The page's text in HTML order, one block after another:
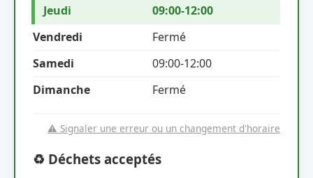
Jeudi
09:00-12:00
Vendredi
Fermé
Samedi
09:00-12:00
Dimanche
Fermé
⚠️ Signaler une erreur ou un changement d'horaire
♻️ Déchets acceptés